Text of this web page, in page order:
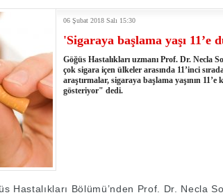
Gençlerimiz için geleceğe yatırım yapıyoruz
Raftingde Çifte Gurur
Işık'ın izini köylüler buldu
Şarbona karşı aşılanıyor
yaz ortasında kış manzarası
Vadisi'nde tarihi güreş finali
ve 26 il başkanını görevden aldı
Vadisi'nde şampiyonluk mücadelesi start aldı
Çelik, Aşiret Lideri Keskin'i ziyaret etti
503 kilogram Esrar ele geçirildi
Ali Çelik Hakkari’de sevgi seli
06 Şubat 2018 Salı 15:30
'Sigaraya başlama yaşı 11’e
Göğüs Hastalıkları uzmanı Prof. Dr. Necla
çok sigara içen ülkeler arasında 11’inci
araştırmalar, sigaraya başlama yaşının
gösteriyor" dedi.
Hastalıkları Bölümü’nden Prof. Dr. Necla